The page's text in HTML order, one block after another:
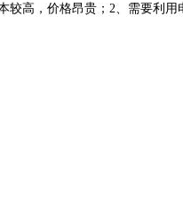
高，价格昂贵；2、需要利